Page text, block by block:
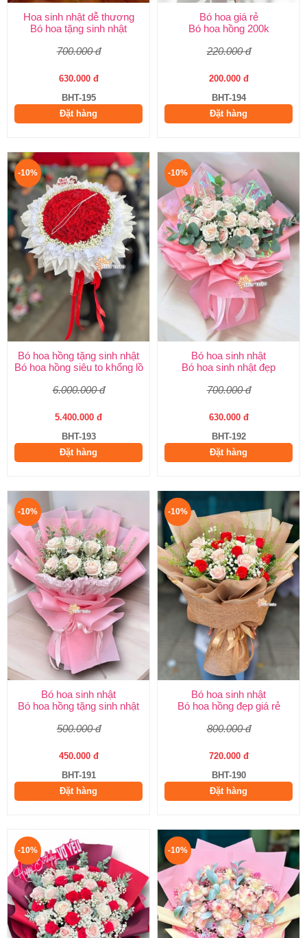
Hoa sinh nhật dễ thương
Bó hoa tặng sinh nhật
700.000 đ
630.000 đ
BHT-195
Đặt hàng
Bó hoa giá rẻ
Bó hoa hồng 200k
220.000 đ
200.000 đ
BHT-194
Đặt hàng
-10%
Bó hoa hồng tặng sinh nhật
Bó hoa hồng siêu to khổng lồ
6.000.000 đ
5.400.000 đ
BHT-193
Đặt hàng
-10%
Bó hoa sinh nhật
Bó hoa sinh nhật đẹp
700.000 đ
630.000 đ
BHT-192
Đặt hàng
-10%
Bó hoa sinh nhật
Bó hoa hồng tặng sinh nhật
500.000 đ
450.000 đ
BHT-191
Đặt hàng
-10%
Bó hoa sinh nhật
Bó hoa hồng đẹp giá rẻ
800.000 đ
720.000 đ
BHT-190
Đặt hàng
-10% -10%